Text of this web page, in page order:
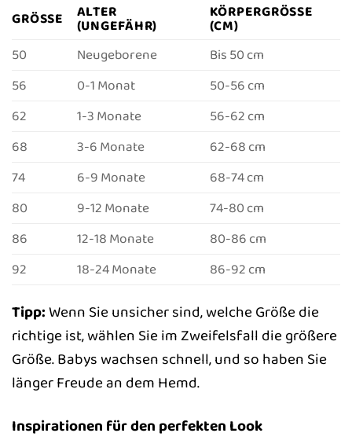
GRÖSSE ALTER
(UNGEFÄHR)
KÖRPERGRÖSSE (
CM)
50
Neugeborene
Bis 50 cm
56
0-1 Monat
50-56 cm
62
1-3 Monate
56-62 cm
68
3-6 Monate
62-68 cm
74
6-9 Monate
68-74 cm
80
9-12 Monate
74-80 cm
86
12-18 Monate
80-86 cm
92
18-24 Monate 86-92 cm
Tipp:Wenn Sie unsicher sind, welche Größe die
richtige ist, wählen Sie im Zweifelsfall die größere
Größe. Babys wachsen schnell, und so haben Sie
länger Freude an dem Hemd.
Inspirationen für den perfekten Look